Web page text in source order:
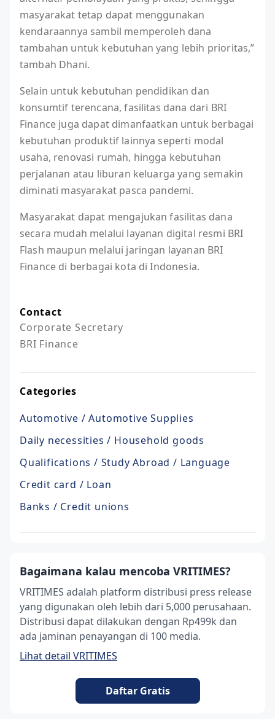
masyarakat tetap dapat menggunakan
kendaraannya sambil memperoleh dana
tambahan untuk kebutuhan yang lebih prioritas,”
tambah Dhani.
Selain untuk kebutuhan pendidikan dan
konsumtif terencana, fasilitas dana dari BRI
Finance juga dapat dimanfaatkan untuk berbagai
kebutuhan produktif lainnya seperti modal
usaha, renovasi rumah, hingga kebutuhan
perjalanan atau liburan keluarga yang semakin
diminati masyarakat pasca pandemi.
Masyarakat dapat mengajukan fasilitas dana
secara mudah melalui layanan digital resmi BRI
Flash maupun melalui jaringan layanan BRI
Finance di berbagai kota di Indonesia.
Contact
Corporate Secretary
BRI Finance
Categories
Automotive / Automotive Supplies
Daily necessities / Household goods
Qualifications / Study Abroad / Language
Credit card / Loan
Banks / Credit unions
Bagaimana kalau mencoba VRITIMES?
VRITIMES adalah platform distribusi press release
yang digunakan oleh lebih dari 5,000 perusahaan.
Distribusi dapat dilakukan dengan Rp499k dan
ada jaminan penayangan di 100 media.
Lihat detail VRITIMES
Daftar Gratis